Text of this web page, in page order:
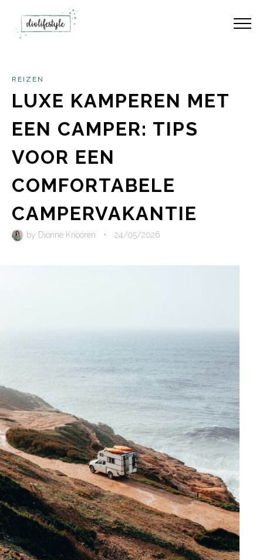
REIZEN
LUXE KAMPEREN MET
EEN CAMPER: TIPS
VOOR EEN
COMFORTABELE
CAMPERVAKANTIE
by Dionne Knooren • 24/05/2026